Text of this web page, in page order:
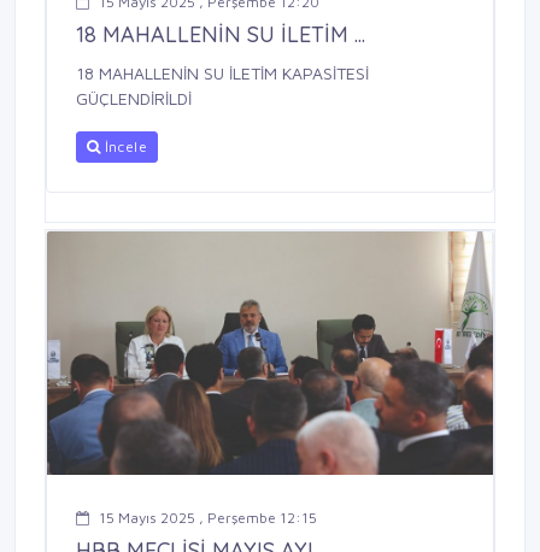
18 MAHALLENİN SU İLETİM ...
18 MAHALLENİN SU İLETİM KAPASİTESİ
GÜÇLENDİRİLDİ
İncele
15 Mayıs 2025 , Perşembe 12:15